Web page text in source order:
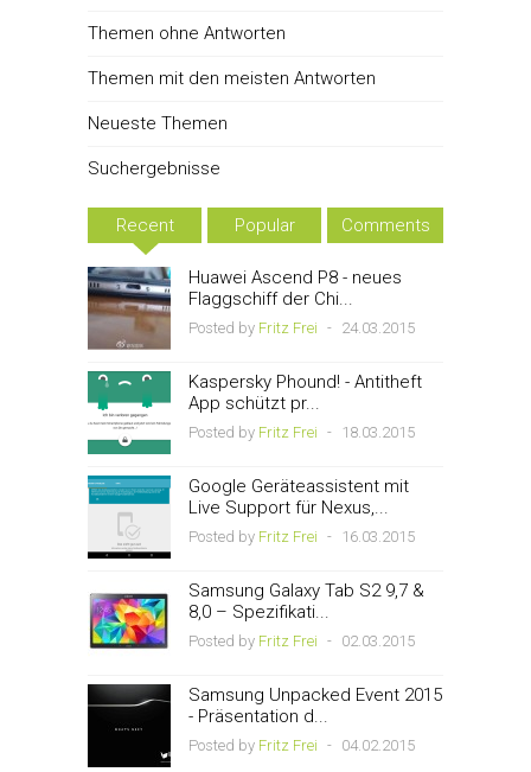
Themen ohne Antworten
Themen mit den meisten Antworten
Neueste Themen
Suchergebnisse
Recent Popular Comments
Huawei Ascend P8 - neues
Flaggschiff der Chi...
Posted by Fritz Frei - 24.03.2015
Kaspersky Phound! - Antitheft
App schützt pr...
Posted by Fritz Frei - 18.03.2015
Google Geräteassistent mit
Live Support für Nexus,...
Posted by Fritz Frei - 16.03.2015
Samsung Galaxy Tab S2 9,7 &
8,0 – Spezifikati...
Posted by Fritz Frei - 02.03.2015
Samsung Unpacked Event 2015
- Präsentation d...
Posted by Fritz Frei - 04.02.2015